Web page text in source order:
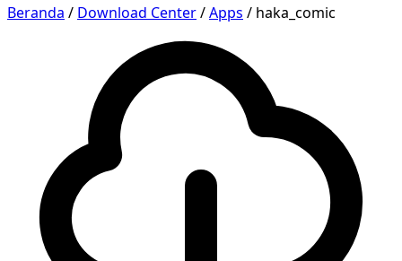
Beranda / Download Center/Apps / haka_comic